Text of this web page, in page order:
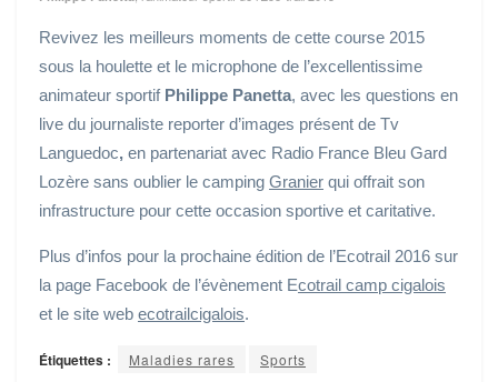
Revivez les meilleurs moments de cette course 2015
sous la houlette et le microphone de l’excellentissime
animateur sportif Philippe Panetta, avec les questions en
live du journaliste reporter d’images présent de Tv
Languedoc, en partenariat avec Radio France Bleu Gard
Lozère sans oublier le camping Granier qui offrait son
infrastructure pour cette occasion sportive et caritative.
Plus d’infos pour la prochaine édition de l’Ecotrail 2016 sur
la page Facebook de l’évènement Ecotrail camp cigalois
et le site web ecotrailcigalois.
Étiquettes : Maladies rares Sports